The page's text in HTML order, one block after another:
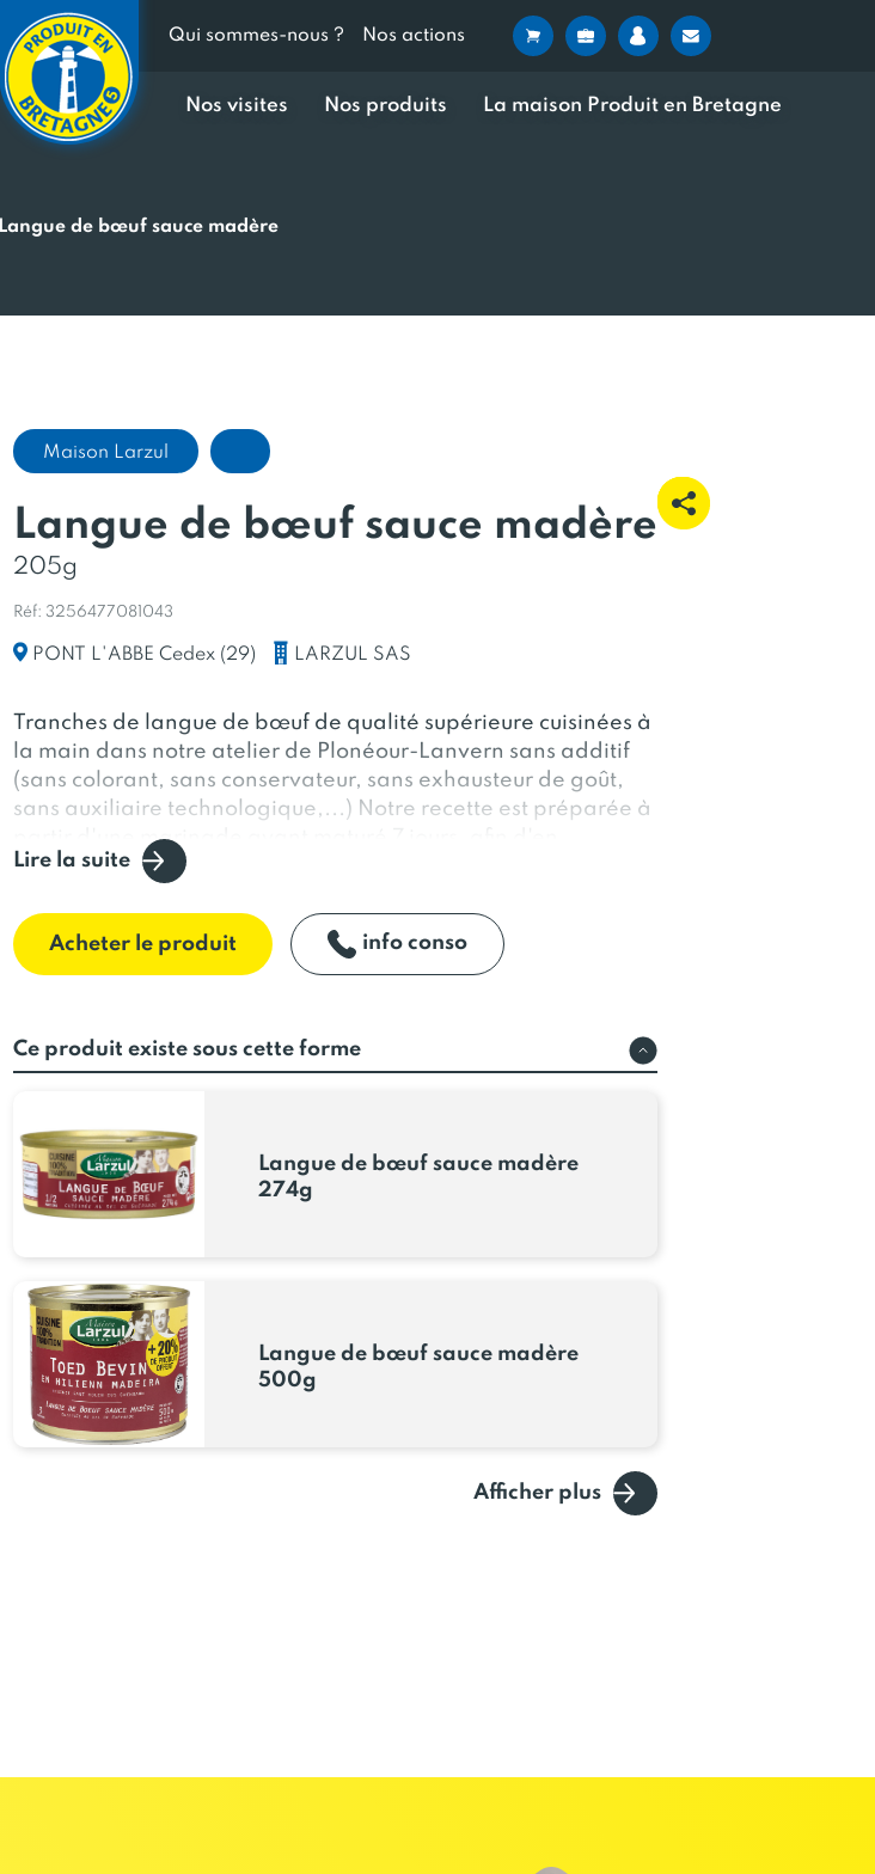
Qui sommes-nous ? Nos actions
Nos visites Nos produits La maison Produit en Bretagne
Langue de bœuf sauce madère
Maison Larzul
Langue de bœuf sauce madère
205g
Réf: 3256477081043
PONT L'ABBE Cedex (29) LARZUL SAS
Tranches de langue de bœuf de qualité supérieure cuisinées à
la main dans notre atelier de Plonéour-Lanvern sans additif
(sans colorant, sans conservateur, sans exhausteur de goût,
sans auxiliaire technologique,...) Notre recette est préparée à
partir d'une marinade ayant maturé 7 jours, afin d'en
développer toutes les saveurs.
Lire la suite
Acheter le produit info conso
Ce produit existe sous cette forme
Langue de bœuf sauce madère
274g
Langue de bœuf sauce madère
500g
Afficher plus